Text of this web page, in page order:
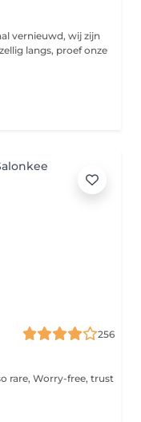
vernieuwd, wij zijn
langs, proef onze
256
rare, Worry-free, trust